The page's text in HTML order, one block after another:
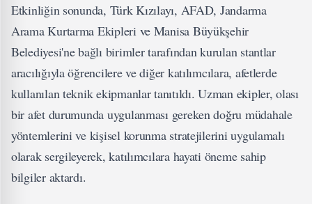
Etkinliğin sonunda, Türk Kızılayı, AFAD, Jandarma
Arama Kurtarma Ekipleri ve Manisa Büyükşehir
Belediyesi'ne bağlı birimler tarafından kurulan stantlar
aracılığıyla öğrencilere ve diğer katılımcılara, afetlerde
kullanılan teknik ekipmanlar tanıtıldı. Uzman ekipler, olası
bir afet durumunda uygulanması gereken doğru müdahale
yöntemlerini ve kişisel korunma stratejilerini uygulamalı
olarak sergileyerek, katılımcılara hayati öneme sahip
bilgiler aktardı.